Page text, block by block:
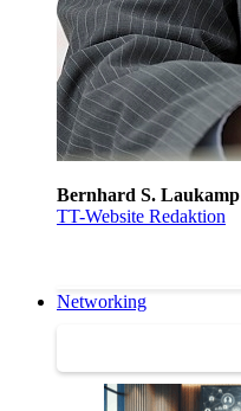
Bernhard S. Laukamp
TT-Website Redaktion
Networking